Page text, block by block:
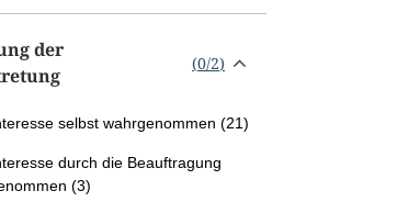
der
(0/2)
selbst wahrgenommen (21)
durch die Beauftragung
(3)